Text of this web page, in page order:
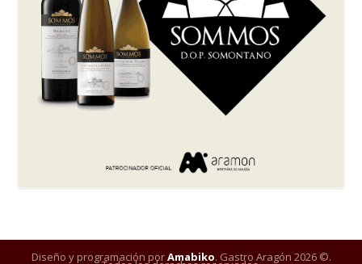
Diseño y programación porAmabiko. Gastro Aragón 2026 ©.